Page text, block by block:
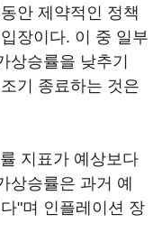
안 제약적인 정책
장이다. 이 중 일부
상승률을 낮추기
기 종료하는 것은
지표가 예상보다
상승률은 과거 예
"며 인플레이션 장